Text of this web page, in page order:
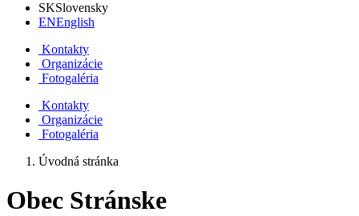
SKSlovensky
ENEnglish
Kontakty
Organizácie
Fotogaléria
Kontakty
Organizácie
Fotogaléria
Úvodná stránka
Obec Stránske